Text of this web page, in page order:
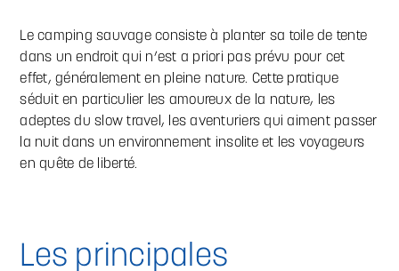
Le camping sauvage consiste à planter sa toile de tente
dans un endroit qui n’est a priori pas prévu pour cet
effet, généralement en pleine nature. Cette pratique
séduit en particulier les amoureux de la nature, les
adeptes du slow travel, les aventuriers qui aiment passer
la nuit dans un environnement insolite et les voyageurs
en quête de liberté.
Les principales